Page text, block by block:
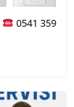
0541 359